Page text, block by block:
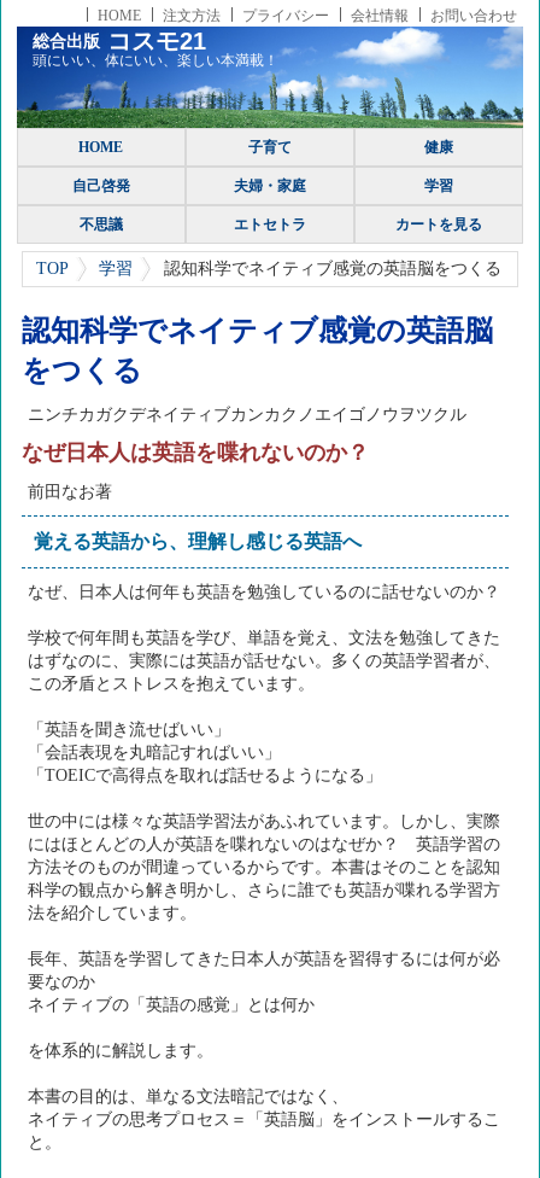
HOME 注文方法 プライバシー 会社情報 お問い合わせ
総合出版コスモ21
頭にいい、体にいい、楽しい本満載！
HOME 子育て 健康
自己啓発 夫婦・家庭 学習
不思議 エトセトラ カートを見る
TOP 学習 認知科学でネイティブ感覚の英語脳をつくる
認知科学でネイティブ感覚の英語脳
をつくる
ニンチカガクデネイティブカンカクノエイゴノウヲツクル
なぜ日本人は英語を喋れないのか？
前田なお著
覚える英語から、理解し感じる英語へ
なぜ、日本人は何年も英語を勉強しているのに話せないのか？
学校で何年間も英語を学び、単語を覚え、文法を勉強してきた
はずなのに、実際には英語が話せない。多くの英語学習者が、
この矛盾とストレスを抱えています。
「英語を聞き流せばいい」
「会話表現を丸暗記すればいい」
「TOEICで高得点を取れば話せるようになる」
世の中には様々な英語学習法があふれています。しかし、実際
にはほとんどの人が英語を喋れないのはなぜか？ 英語学習の
方法そのものが間違っているからです。本書はそのことを認知
科学の観点から解き明かし、さらに誰でも英語が喋れる学習方
法を紹介しています。
長年、英語を学習してきた日本人が英語を習得するには何が必
要なのか
ネイティブの「英語の感覚」とは何か
を体系的に解説します。
本書の目的は、単なる文法暗記ではなく、
ネイティブの思考プロセス＝「英語脳」をインストールするこ
と。